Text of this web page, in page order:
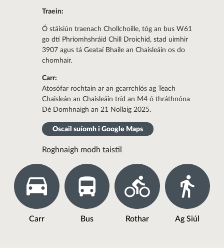
Traein:
Ó stáisiún traenach Chollchoille, tóg an bus W61
go dtí Phríomhshráid Chill Droichid, stad uimhir
3907 agus tá Geataí Bhaile an Chaisleáin os do
chomhair.
Carr:
Atosófar rochtain ar an gcarrchlós ag Teach
Chaisleán an Chaisleáin tríd an M4 ó thráthnóna
Dé Domhnaigh an 21 Nollaig 2025.
Oscail suíomh i Google Maps
Roghnaigh modh taistil
Carr Bus Rothar Ag Siúl